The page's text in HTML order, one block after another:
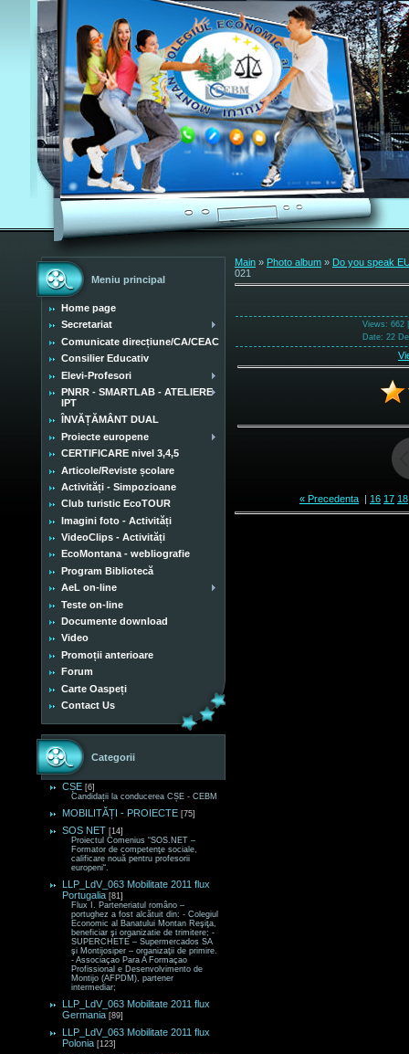
Meniu principal
Home page
Secretariat
Comunicate direcțiune/CA/CEAC
Consilier Educativ
Elevi-Profesori
PNRR - SMARTLAB - ATELIERE
IPT
ÎNVĂȚĂMÂNT DUAL
Proiecte europene
CERTIFICARE nivel 3,4,5
Articole/Reviste școlare
Activități - Simpozioane
Club turistic EcoTOUR
Imagini foto - Activități
VideoClips - Activități
EcoMontana - webliografie
Program Bibliotecă
AeL on-line
Teste on-line
Documente download
Video
Promoții anterioare
Forum
Carte Oaspeți
Contact Us
Categorii
CȘE [6]
Candidații la conducerea CȘE - CEBM
MOBILITĂȚI - PROIECTE [75]
SOS NET [14]
Proiectul Comenius “SOS.NET –
Formator de competenţe sociale,
calificare nouă pentru profesorii
europeni“.
LLP_LdV_063 Mobilitate 2011 flux
Portugalia [81]
Flux I. Parteneriatul româno –
portughez a fost alcătuit din: - Colegiul
Economic al Banatului Montan Reşiţa,
beneficiar şi organizatie de trimitere; -
SUPERCHETE – Supermercados SA
şi Montijosiper – organizaţii de primire.
- Associaçao Para A Formaçao
Profissional e Desenvolvimento de
Montijo (AFPDM), partener
intermediar;
LLP_LdV_063 Mobilitate 2011 flux
Germania [89]
LLP_LdV_063 Mobilitate 2011 flux
Polonia [123]
Main » Photo album » Do you speak
021
Views: 662
Date: 22
« Precedenta | 16 17 18